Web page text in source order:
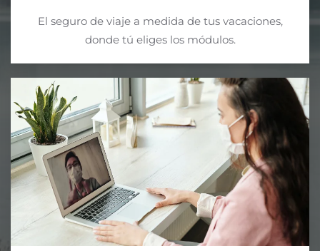
El seguro de viaje a medida de tus vacaciones,
donde tú eliges los módulos.